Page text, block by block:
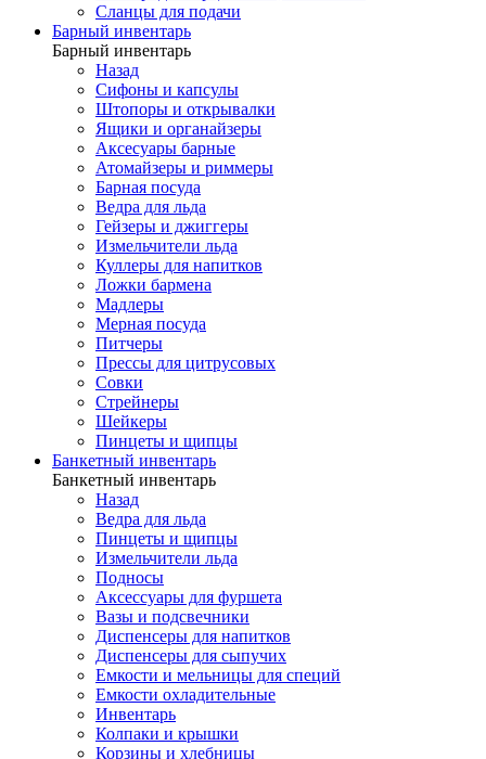
Сланцы для подачи
Барный инвентарь
Барный инвентарь
Назад
Сифоны и капсулы
Штопоры и открывалки
Ящики и органайзеры
Аксесуары барные
Атомайзеры и риммеры
Барная посуда
Ведра для льда
Гейзеры и джиггеры
Измельчители льда
Куллеры для напитков
Ложки бармена
Мадлеры
Мерная посуда
Питчеры
Прессы для цитрусовых
Совки
Стрейнеры
Шейкеры
Пинцеты и щипцы
Банкетный инвентарь
Банкетный инвентарь
Назад
Ведра для льда
Пинцеты и щипцы
Измельчители льда
Подносы
Аксессуары для фуршета
Вазы и подсвечники
Диспенсеры для напитков
Диспенсеры для сыпучих
Емкости и мельницы для специй
Емкости охладительные
Инвентарь
Колпаки и крышки
Корзины и хлебницы